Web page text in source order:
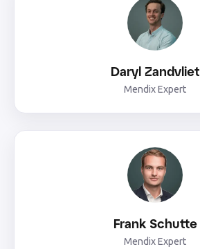
Daryl Zandvliet
Mendix Expert
Frank Schutte
Mendix Expert